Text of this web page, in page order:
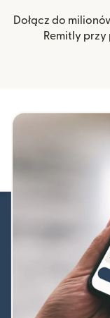
Dołącz do
Remitly przy